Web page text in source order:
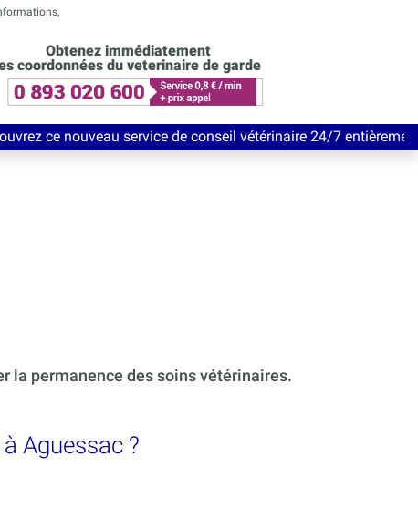
Obtenez immédiatement
coordonnées du veterinaire de garde
service de conseil vétérinaire 24/7 entièrement Gratuit
la permanence des soins vétérinaires.
Aguessac ?